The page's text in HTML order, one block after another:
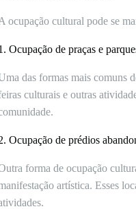
ocupação cultural pode se
Ocupação de praças e
das formas mais comuns
culturais e outras
Ocupação de prédios
forma de ocupação
artística. Esses